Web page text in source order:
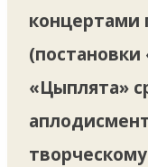
концертами
«Цыплята»